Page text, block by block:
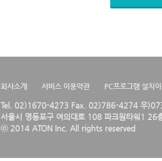
회사소개 서비스 이용약관 PC프로그램 설치
Tel. 02)1670-4273 Fax. 02)786-4274 우
서울시 영등포구 여의대로 108 파크원타워1 26
ⓒ 2014 ATON Inc. All rights reserved